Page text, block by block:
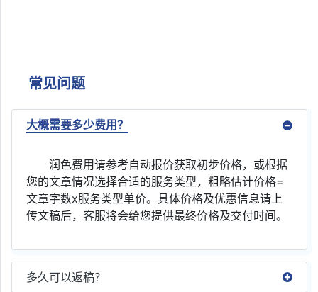
常见问题
大概需要多少费用？
润色费用请参考自动报价获取初步价格，或根据
您的文章情况选择合适的服务类型，粗略估计价格=
文章字数x服务类型单价。具体价格及优惠信息请上
传文稿后，客服将会给您提供最终价格及交付时间。
多久可以返稿？